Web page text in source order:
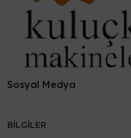
Sosyal Medya
BILGILER